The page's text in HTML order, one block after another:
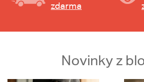
zdarma
Novinky z